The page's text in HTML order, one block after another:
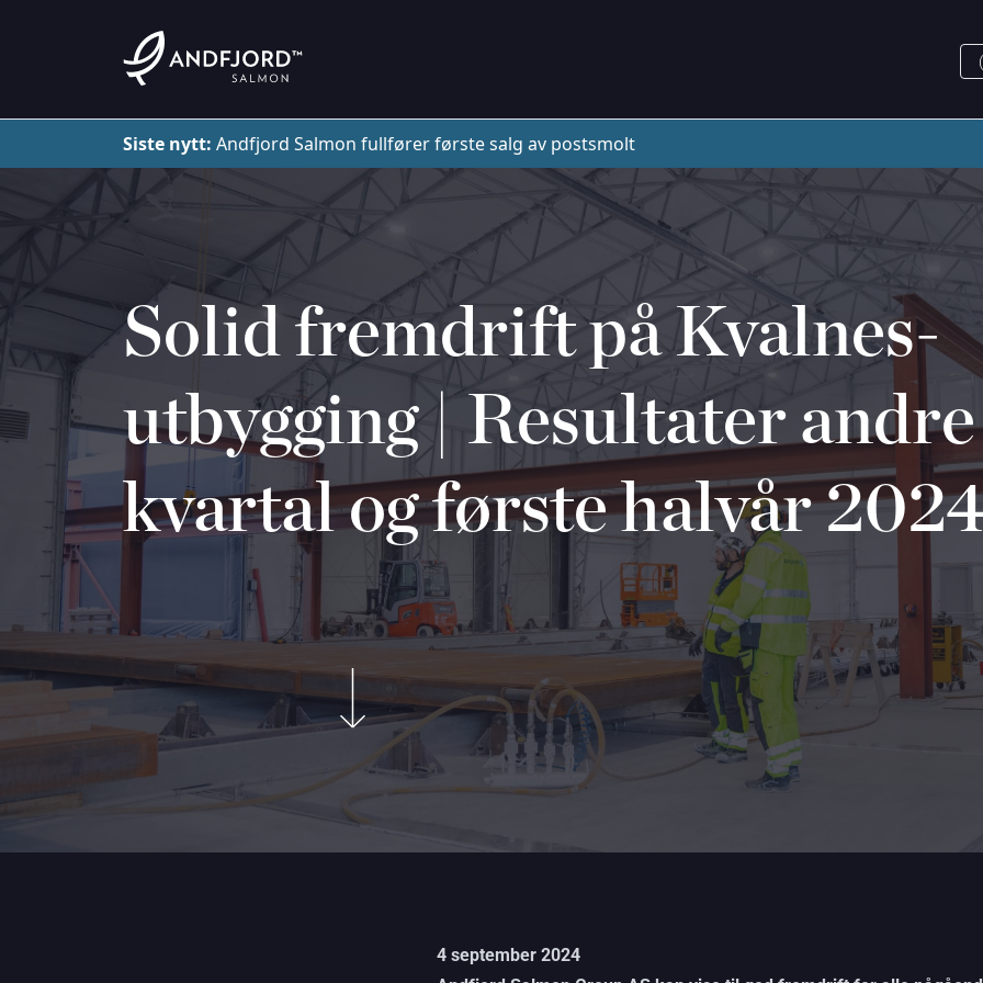
Siste nytt: Andfjord Salmon fullfører første salg av postsmolt
Solid fremdrift på Kvalnes-
utbygging | Resultater andre
kvartal og første halvår
4 september 2024